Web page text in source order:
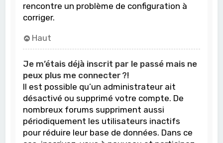
rencontre un problème de configuration à
corriger.
Haut
Je m’étais déjà inscrit par le passé mais ne
peux plus me connecter ?!
Il est possible qu’un administrateur ait
désactivé ou supprimé votre compte. De
nombreux forums suppriment aussi
périodiquement les utilisateurs inactifs
pour réduire leur base de données. Dans ce